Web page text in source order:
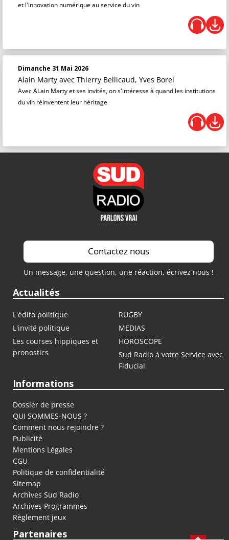
et l'innovation numérique au service du vin
Dimanche 31 Mai 2026
Alain Marty avec Thierry Bellicaud, Yves Borel
Avec ALain Marty et ses invités, on s'intéresse à quand les institutions
du vin réinventent leur héritage
Contactez nous
Un message, une question, une réaction, écrivez nous !
Actualités
L'édito politique
RUGBY
L'invité politique
MEDIAS
Les courses hippiques et
pronostics
HOROSCOPE
Sud Radio à votre Service avec
Fiducial
Informations
Dossier de presse
QUI SOMMES-NOUS ?
Comment nous rejoindre ?
Publicité
Mentions Légales
CGU
Politique de confidentialité
Sitemap
Archives Sud Radio
Archives Programmes
Règlement jeux
Partenaires